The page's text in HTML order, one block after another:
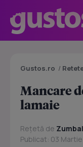
Gustos.ro /
Mancare
lamaie
Rețetă de
Publicat: 03 Martie